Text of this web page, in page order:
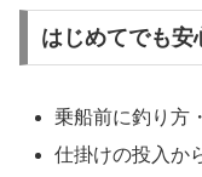
はじめてでも安
乗船前に釣り方
仕掛けの投入か